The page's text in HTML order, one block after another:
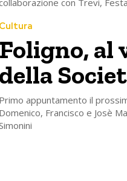
con Trevi,
Cultura
Foligno, al
della
Primo appuntamento il
Domenico, Francisco e Josè